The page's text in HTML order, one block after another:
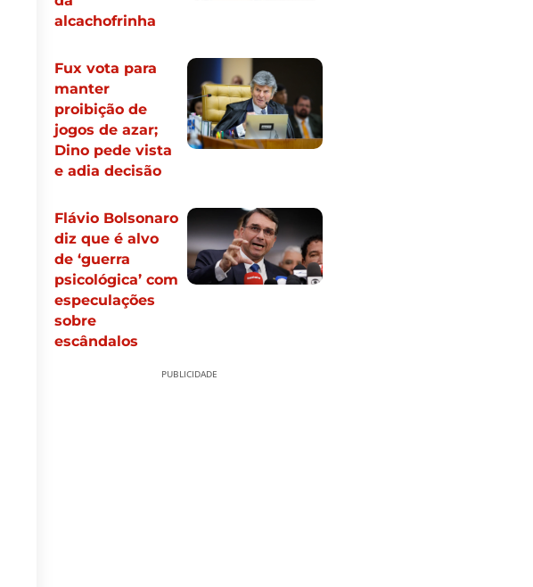
alcachofrinha
Fux vota para
manter
proibição de
jogos de azar;
Dino pede vista
e adia decisão
Flávio Bolsonaro
diz que é alvo
de ‘guerra
psicológica’ com
especulações
sobre
escândalos
PUBLICIDADE